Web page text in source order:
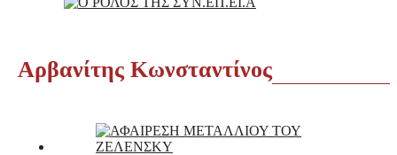
Αρβανίτης Κωνσταντίνος